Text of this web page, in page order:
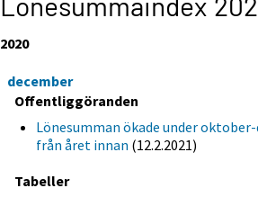
2020
december
Offentliggöranden
Lönesumman ökade under
från året innan (12.2.2021)
Tabeller